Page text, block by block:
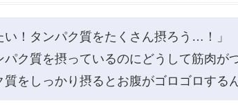
い！タンパク質をたくさん摂ろう…！」
パク質を摂っているのにどうして筋肉が
質をしっかり摂るとお腹がゴロゴロする